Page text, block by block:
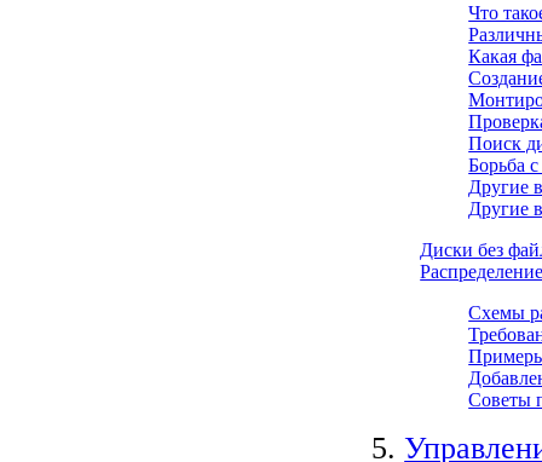
Что
Какая
Поиск
Борьба
Другие
Другие
Диски без
Схемы
Примеры
Советы
5.